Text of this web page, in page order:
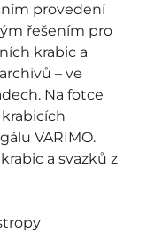
provedení
řešením pro
krabic a
– ve
Na fotce
VARIMO.
a svazků z